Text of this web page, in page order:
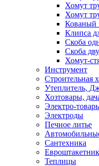
Хомут
Хомут
Кованый
Клипса
Скоба
Скоба
Хомут-
Инструмент
Строительная
Утеплитель,
Хозтовары,
Электро-
Электроды
Печное литье
Сантехника
Евроштакетник
Теплицы